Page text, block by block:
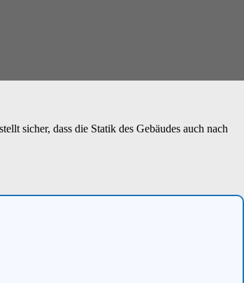
sicher, dass die Statik des Gebäudes auch nach